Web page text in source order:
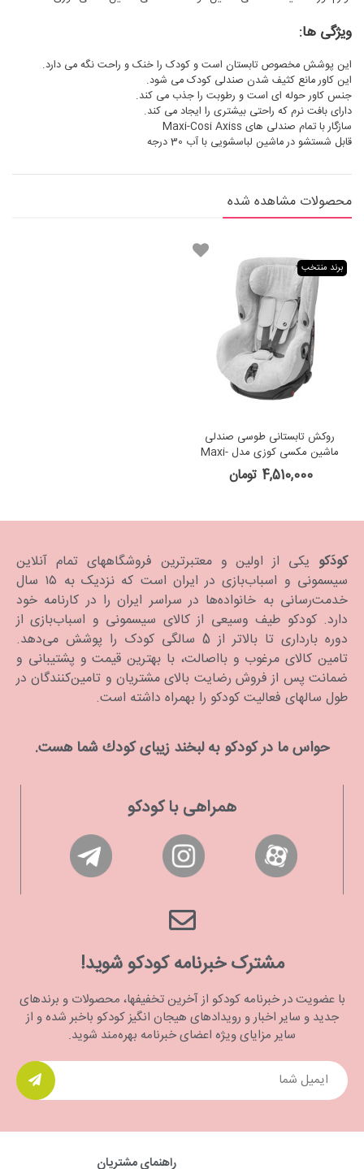
ویژگی ها:
این پوشش مخصوص تابستان است و کودک را خنک و راحت نگه می دارد.
این کاور مانع کثیف شدن صندلی کودک می شود.
جنس کاور حوله ای است و رطوبت را جذب می کند.
دارای بافت نرم که راحتی بیشتری را ایجاد می کند.
سازگار با تمام صندلی های Maxi-Cosi Axiss
قابل شستشو در ماشین لباسشویی با آب 30 درجه
محصولات مشاهده شده
برند منتخب
روکش تابستانی طوسی صندلی
ماشین مکسی کوزی مدل Maxi-
Cosi Axiss
4,510,000 تومان
کودَکو یکی از اولین و معتبرترین فروشگاههای تمام آنلاین
سیسمونی و اسباب‌بازی در ایران است که نزدیک به ۱۵ سال
خدمت‌رسانی به خانواده‌ها در سراسر ایران را در کارنامه خود
دارد. كودكو طیف وسیعی از کالای سیسمونی و اسباب‌بازی از
دوره بارداری تا بالاتر از 5 سالگی کودک را پوشش می‌دهد.
تامین کالای مرغوب و بااصالت، با بهترین قیمت و پشتیبانی و
ضمانت پس از فروش رضایت بالای مشتریان و تامین‌کنندگان در
طول سالهای فعالیت کودکو را بهمراه داشته است.
حواس ما در كودكو به لبخند زیبای كودك شما هست.
همراهی با کودکو
مشترک خبرنامه کودکو شوید!
با عضویت در خبرنامه کودکو از آخرین تخفیفها، محصولات و برندهای
جدید و سایر اخبار و رویدادهای هیجان انگیز کودکو باخبر شده و از
سایر مزایای ویژه اعضای خبرنامه بهره‌مند شوید.
راهنمای مشتریان